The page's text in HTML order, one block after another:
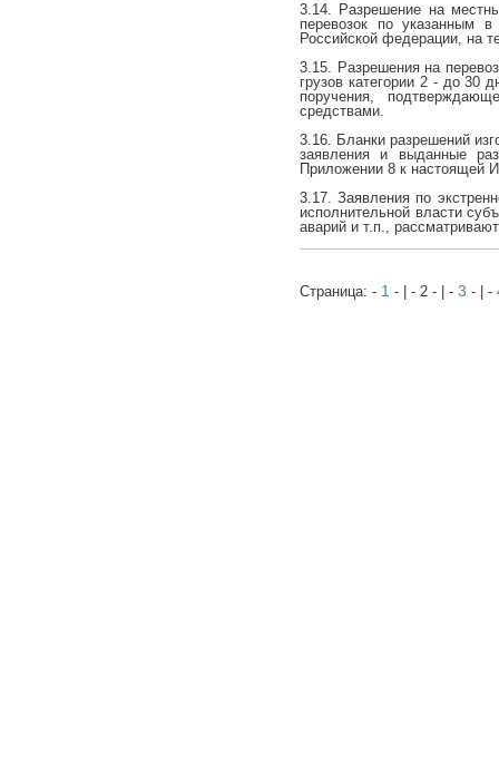
3.14. Разрешение на
перевозок по указанным
Российской федерации, на
3.15. Разрешения на
грузов категории 2 - до 30
поручения,
средствами.
3.16. Бланки разрешений
заявления и выданные
Приложении 8 к настоящей
3.17. Заявления по
исполнительной власти
аварий и т.п.,
Страница: - 1 - | - 2 - | - 3 - | -